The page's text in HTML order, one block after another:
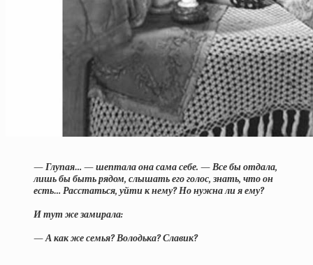
— Глупая… — шептала она сама себе. — Все бы отдала,
лишь бы быть рядом, слышать его голос, знать, что он
есть… Расстаться, уйти к нему? Но нужна ли я ему?
И тут же замирала:
— А как же семья? Володька? Славик?